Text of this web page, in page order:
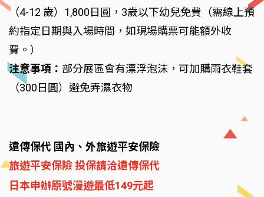
（4-12 歲）1,800日圓，3歲以下幼兒免費（需線上預
約指定日期與入場時間，如現場購票可能額外收
費。）
注意事項： 部分展區會有漂浮泡沫，可加購雨衣鞋套
（300日圓）避免弄濕衣物
遠傳保代 國內、外旅遊平安保險
旅遊平安保險 投保請洽遠傳保代
日本申辦原號漫遊最低149元起